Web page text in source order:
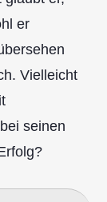
er
Vielleicht
seinen